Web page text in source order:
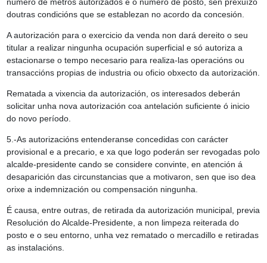
número de metros autorizados e o número de posto, sen prexuízo
doutras condicións que se establezan no acordo da concesión.
A autorización para o exercicio da venda non dará dereito o seu
titular a realizar ningunha ocupación superficial e só autoriza a
estacionarse o tempo necesario para realiza-las operacións ou
transaccións propias de industria ou oficio obxecto da autorización.
Rematada a vixencia da autorización, os interesados deberán
solicitar unha nova autorización coa antelación suficiente ó inicio
do novo período.
5.-As autorizacións entenderanse concedidas con carácter
provisional e a precario, e xa que logo poderán ser revogadas polo
alcalde-presidente cando se considere convinte, en atención á
desaparición das circunstancias que a motivaron, sen que iso dea
orixe a indemnización ou compensación ningunha.
É causa, entre outras, de retirada da autorización municipal, previa
Resolución do Alcalde-Presidente, a non limpeza reiterada do
posto e o seu entorno, unha vez rematado o mercadillo e retiradas
as instalacións.